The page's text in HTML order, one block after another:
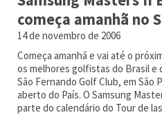
começa amanhã no
14 de novembro de 2006
Começa amanhã e vai até o
os melhores golfistas do Brasil e
São Fernando Golf Club, em São
aberto do País. O Samsung
parte do calendário do Tour de